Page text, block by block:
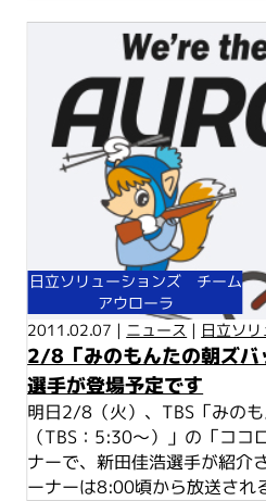
日立ソリューションズ チーム
アウローラ
2011.02.07 | ニュース | 日立ソ
2/8「みのもんたの朝ズバ
選手が登場予定です
明日2/8（火）、TBS「みのも
（TBS：5:30～）」の「ココ
ナーで、新田佳浩選手が紹介
ーナーは8:00頃から放送され